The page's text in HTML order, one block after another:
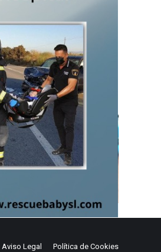
Aviso Legal Política de Cookies